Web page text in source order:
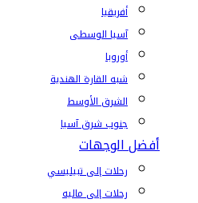
أفريقيا
آسيا الوسطى
أوروبا
شبه القارة الهندية
الشرق الأوسط
جنوب شرق آسيا
أفضل الوجهات
رحلات إلى تبيليسي
رحلات إلى ماليه